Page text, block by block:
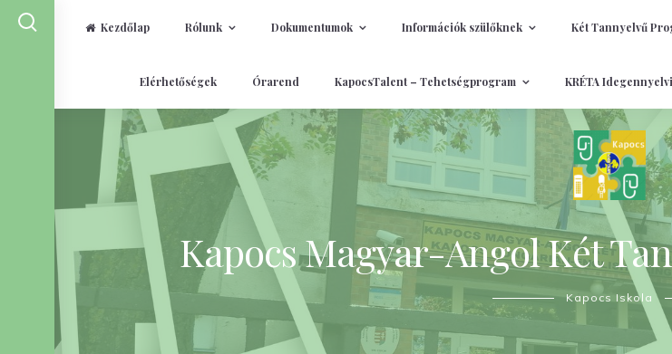
Kapocs Magyar-Angol Két
Kapocs Iskola
Kezdőlap Rólunk Dokumentumok Információk szülőknek Két Tannyelvű
Elérhetőségek Órarend KapocsTalent – Tehetségprogram KRÉTA